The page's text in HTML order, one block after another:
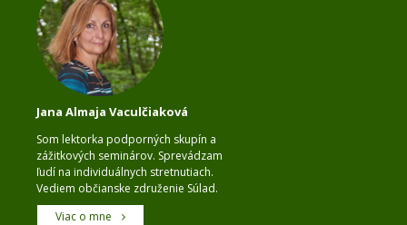
Jana Almaja Vaculčiaková
Som lektorka podporných skupín a
zážitkových seminárov. Sprevádzam
ľudí na individuálnych stretnutiach.
Vediem občianske združenie Súlad.
Viac o mne